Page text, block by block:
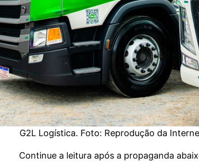
G2L Logística. Foto: Reprodução da
Continue a leitura após a propaganda